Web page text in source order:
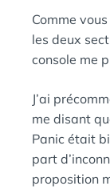
Comme
les deux
console me
J’ai
me disant
Panic était
part
proposition